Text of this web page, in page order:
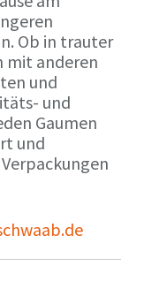
Ob in trauter
mit anderen
und
und
Gaumen
und